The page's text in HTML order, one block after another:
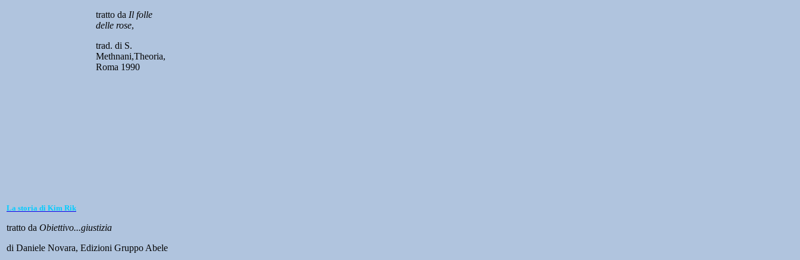
tratto da Il folle
delle rose,
trad. di S.
Methnani,Theoria,
Roma 1990
La storia di Kim Rik
tratto da Obiettivo...giustizia
di Daniele Novara, Edizioni Gruppo Abele